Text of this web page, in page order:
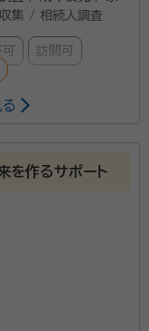
集 / 相続人調査
可 訪問可
宛もなかったのでその
を作るサポート